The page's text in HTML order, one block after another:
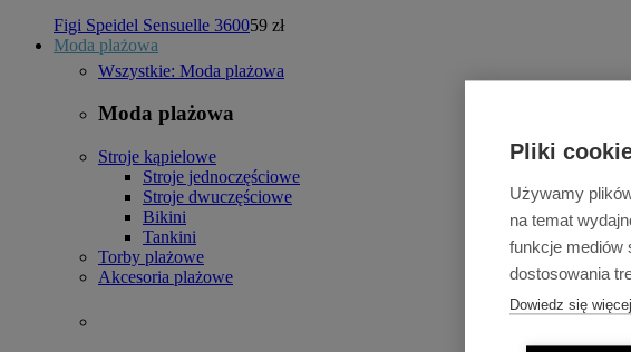
Pliki
Używamy
na temat
funkcje mediów
dostosowania
Dowiedz się więcej
Figi Speidel Sensuelle 360059 zł
Moda plażowa
Wszystkie: Moda plażowa
Moda plażowa
Stroje kąpielowe
Stroje jednoczęściowe
Stroje dwuczęściowe
Bikini
Tankini
Torby plażowe
Akcesoria plażowe